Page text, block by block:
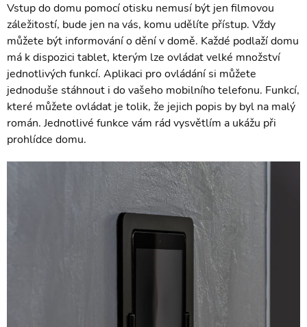
Vstup do domu pomocí otisku nemusí být jen filmovou
záležitostí, bude jen na vás, komu udělíte přístup. Vždy
můžete být informování o dění v domě. Každé podlaží domu
má k dispozici tablet, kterým lze ovládat velké množství
jednotlivých funkcí. Aplikaci pro ovládání si můžete
jednoduše stáhnout i do vašeho mobilního telefonu. Funkcí,
které můžete ovládat je tolik, že jejich popis by byl na malý
román. Jednotlivé funkce vám rád vysvětlím a ukážu při
prohlídce domu.